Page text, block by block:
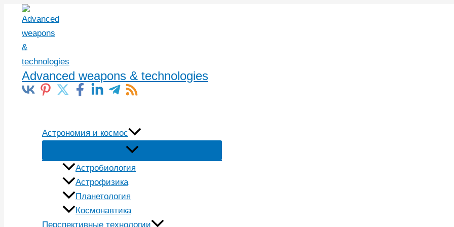
Перейти
содержимому
Advanced weapons & technologies
Астрономия и космос
Астробиология
Астрофизика
Планетология
Космонавтика
Перспективные технологии